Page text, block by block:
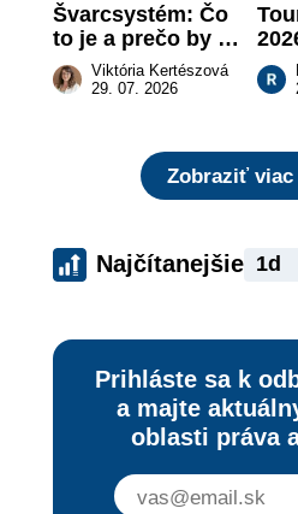
Švarcsystém: Čo
to je a prečo by
vás to malo
zaujímať
Viktória Kertészová
29. 07. 2026
Zobraziť viac
Najčítanejšie 1d
Prihláste sa k
a majte
oblasti práva